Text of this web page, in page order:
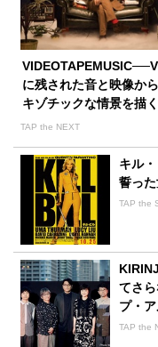
に残された音と映像か
キゾチックな情景を描
TAP the NEXT
キル
誓っ
TAP the
てさ
プ・
TAP the